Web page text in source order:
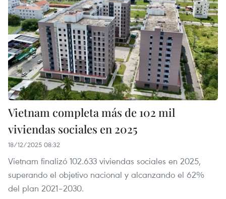
Vietnam completa más de 102 mil
viviendas sociales en 2025
18/12/2025 08:32
Vietnam finalizó 102.633 viviendas sociales en 2025,
superando el objetivo nacional y alcanzando el 62%
del plan 2021–2030.